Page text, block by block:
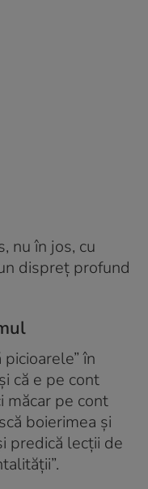
nu în jos, cu
dispreț profund
în
că e pe cont
măcar pe cont
boierimea și
predică lecții de